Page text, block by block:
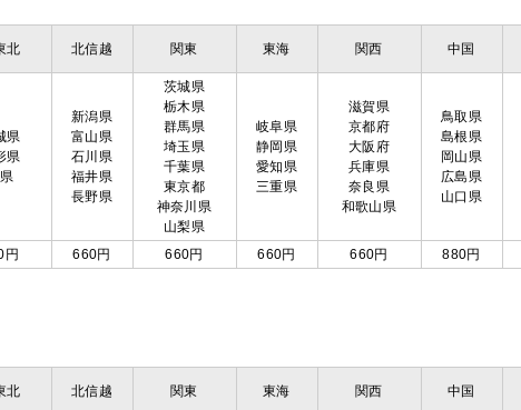
北 北信越 関東 東海 関西 中国
県
県
県
新潟県
富山県
石川県
福井県
長野県
茨城県
栃木県
群馬県
埼玉県
千葉県
東京都
神奈川県
山梨県
岐阜県
静岡県
愛知県
三重県
滋賀県
京都府
大阪府
兵庫県
奈良県
和歌山県
鳥取県
島根県
岡山県
広島県
山口県
円 660円 660円 660円 660円 880円
北 北信越 関東 東海 関西 中国